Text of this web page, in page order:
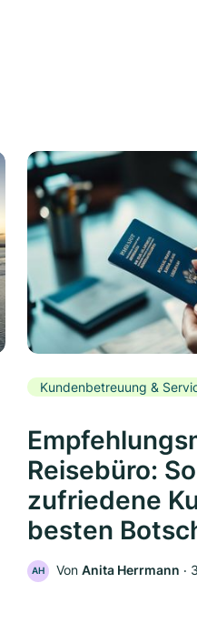
Kundenbetreuung &
Reisebüro:
zufriedene
besten
AH Von Anita Herrmann ‧